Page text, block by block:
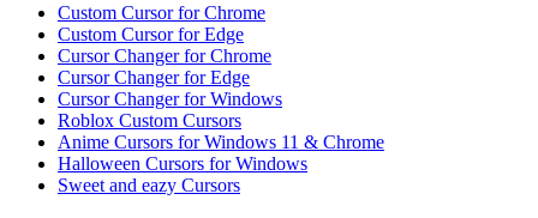
Custom Cursor for Chrome
Custom Cursor for Edge
Cursor Changer for Chrome
Cursor Changer for Edge
Cursor Changer for Windows
Roblox Custom Cursors
Anime Cursors for Windows 11 & Chrome
Halloween Cursors for Windows
Sweet and eazy Cursors